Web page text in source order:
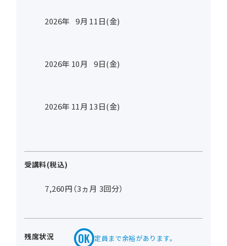
2026年 9月 11日(金)
2026年 10月 9日(金)
2026年 11月 13日(金)
受講料(税込)
7,260円（3ヵ月 3回分）
残席状況 定員まで余裕があります。